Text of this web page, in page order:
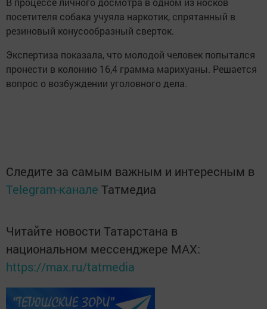
посетителя собака учуяла наркотик, спрятанный в
резиновый конусообразный сверток.
Экспертиза показала, что молодой человек попытался
пронести в колонию 16,4 грамма марихуаны. Решается
вопрос о возбуждении уголовного дела.
Следите за самым важным и интересным в
Telegram-канале Татмедиа
Читайте новости Татарстана в
национальном мессенджере MАХ:
https://max.ru/tatmedia